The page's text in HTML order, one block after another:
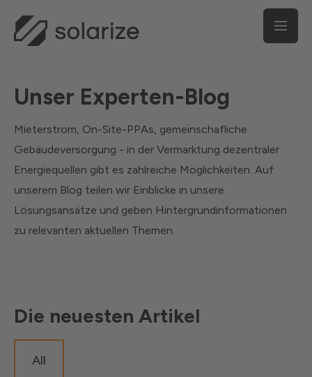
Unser Experten-Blog
Mieterstrom, On-Site-PPAs, gemeinschafliche
Gebäudeversorgung - in der Vermarktung dezentraler
Energiequellen gibt es zahlreiche Möglichkeiten. Auf
unserem Blog teilen wir Einblicke in unsere
Lösungsansätze und geben Hintergrundinformationen
zu relevanten aktuellen Themen.
Die neuesten Artikel
All